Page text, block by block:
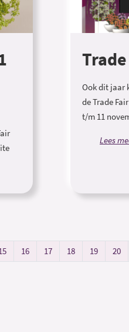
Ook dit jaar
de Trade
t/m 11
Lees
16 17 18 19 20